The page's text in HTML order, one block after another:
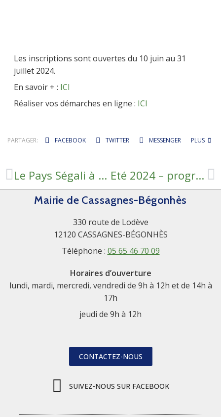
Les inscriptions sont ouvertes du 10 juin au 31
juillet 2024.
En savoir + : ICI
Réaliser vos démarches en ligne : ICI
PARTAGER: FACEBOOK TWITTER MESSENGER PLUS
Le Pays Ségali à vélo | Programme Itinérance #2 Juin 2024 Eté 2024 – programme du centre aéré
Mairie de Cassagnes-Bégonhès
330 route de Lodève
12120 CASSAGNES-BÉGONHÈS
Téléphone : 05 65 46 70 09
Horaires d’ouverture
lundi, mardi, mercredi, vendredi de 9h à 12h et de 14h à
17h
jeudi de 9h à 12h
CONTACTEZ-NOUS
SUIVEZ-NOUS SUR FACEBOOK